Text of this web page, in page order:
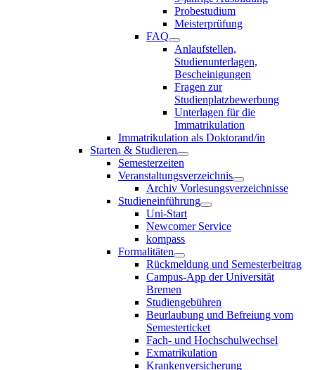
Probestudium
Meisterprüfung
FAQ
Anlaufstellen,
Studienunterlagen,
Bescheinigungen
Fragen zur
Studienplatzbewerbung
Unterlagen für die
Immatrikulation
Immatrikulation als Doktorand/in
Starten & Studieren
Semesterzeiten
Veranstaltungsverzeichnis
Archiv Vorlesungsverzeichnisse
Studieneinführung
Uni-Start
Newcomer Service
kompass
Formalitäten
Rückmeldung und Semesterbeitrag
Campus-App der Universität
Bremen
Studiengebühren
Beurlaubung und Befreiung vom
Semesterticket
Fach- und Hochschulwechsel
Exmatrikulation
Krankenversicherung